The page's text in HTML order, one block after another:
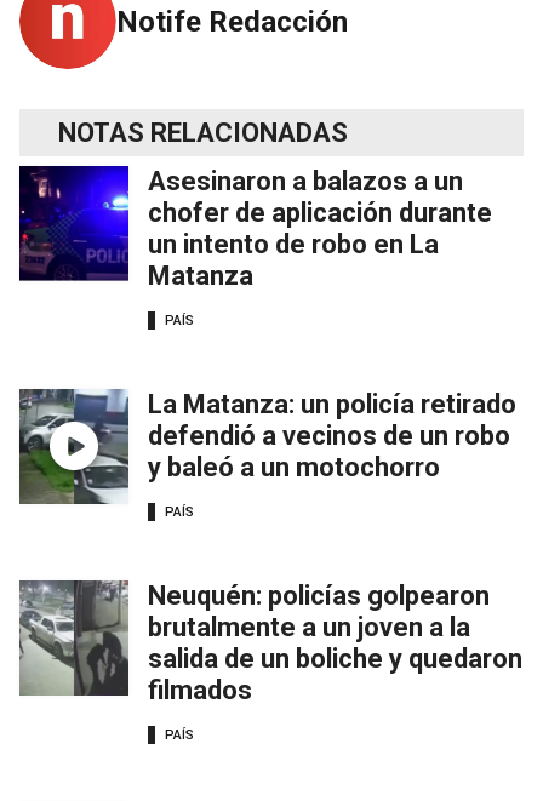
Notife Redacción
NOTAS RELACIONADAS
Asesinaron a balazos a un
chofer de aplicación durante
un intento de robo en La
Matanza
PAÍS
La Matanza: un policía retirado
defendió a vecinos de un robo
y baleó a un motochorro
PAÍS
Neuquén: policías golpearon
brutalmente a un joven a la
salida de un boliche y quedaron
filmados
PAÍS